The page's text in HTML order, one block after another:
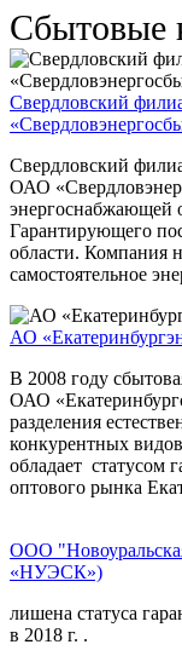
Сбытовые
Свердловский
Свердловский
ОАО
энергоснабжающей
Гарантирующего
области. Компания
самостоятельное
АО
В 2008 году
ОАО
разделения
конкурентных
обладает статусом
оптового рынка
ООО
«НУЭСК»)
лишена статуса
в 2018 г. .